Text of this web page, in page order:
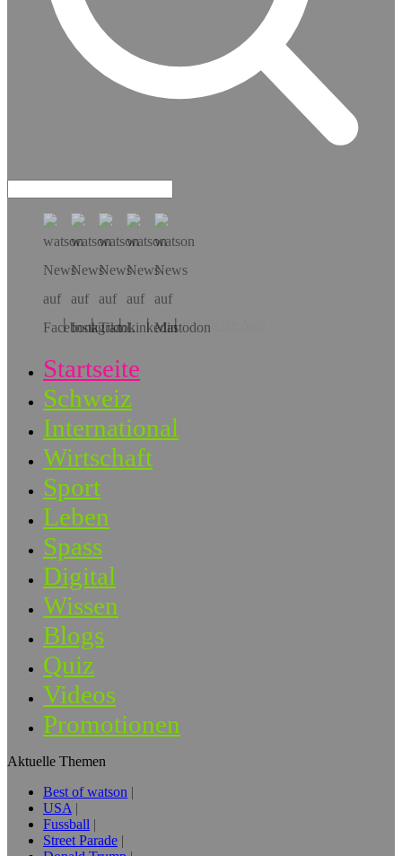
Hol dir die App!
Startseite
Schweiz
International
Wirtschaft
Sport
Leben
Spass
Digital
Wissen
Blogs
Quiz
Videos
Promotionen
Aktuelle Themen
Best of watson
USA
Fussball
Street Parade